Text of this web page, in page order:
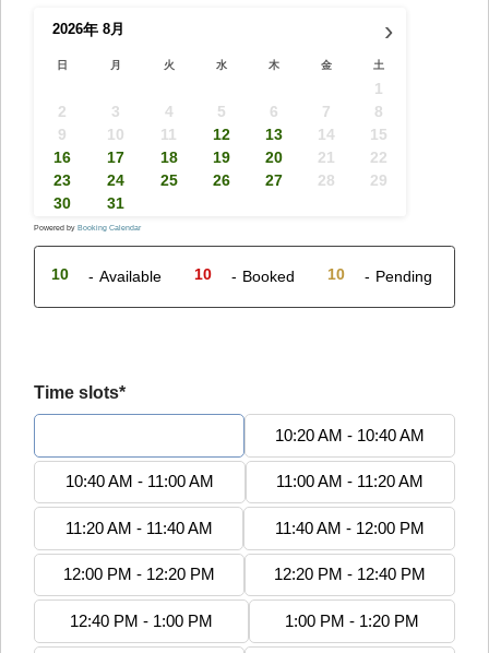
›
2026年 8月
日 月 火 水 木 金 土
1
2
3 4 5 6 7
8
9
10 11 12 13 14
15
16
17 18 19 20 21
22
23
24 25 26 27 28
29
30
31
Powered by Booking Calendar
10 - Available 10 - Booked 10 - Pending
Time slots*
10:20 AM - 10:40 AM
10:40 AM - 11:00 AM 11:00 AM - 11:20 AM
11:20 AM - 11:40 AM 11:40 AM - 12:00 PM
12:00 PM - 12:20 PM 12:20 PM - 12:40 PM
12:40 PM - 1:00 PM 1:00 PM - 1:20 PM